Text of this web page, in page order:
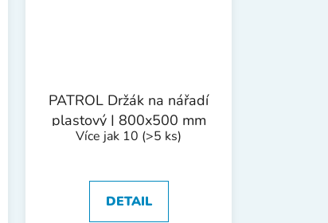
PATROL Držák na nářadí
plastový | 800x500 mm
Více jak 10 (>5 ks)
DETAIL